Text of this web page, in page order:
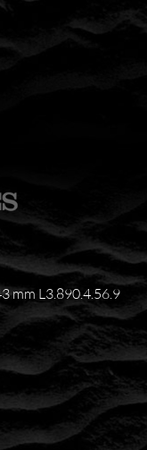
mm L3.890.4.56.9